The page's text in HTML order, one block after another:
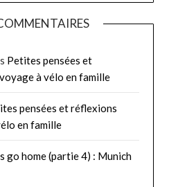
Petites pensées et
à vélo en famille
pensées et réflexions
en famille
go home (partie 4) : Munich